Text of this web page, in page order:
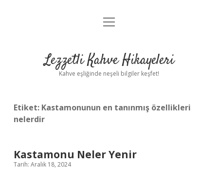
Anasayfa
Yasal Uyarı
menüyü
Lezzetli Kahve Hikayeleri
Kahve eşliğinde neşeli bilgiler keşfet!
Etiket: Kastamonunun en tanınmış özellikleri
nelerdir
Kastamonu Neler Yenir
Tarih: Aralık 18, 2024